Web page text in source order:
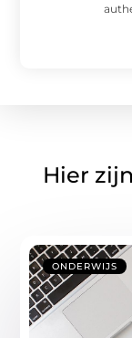
Hier
ONDERWIJS